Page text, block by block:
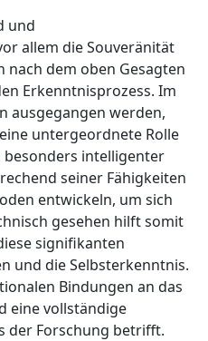
und
allem die Souveränität
nach dem oben Gesagten
Erkenntnisprozess. Im
ausgegangen werden,
untergeordnete Rolle
intelligenter
seiner Fähigkeiten
entwickeln, um sich
gesehen hilft somit
signifikanten
und die Selbsterkenntnis.
Bindungen an das
eine vollständige
der Forschung betrifft.